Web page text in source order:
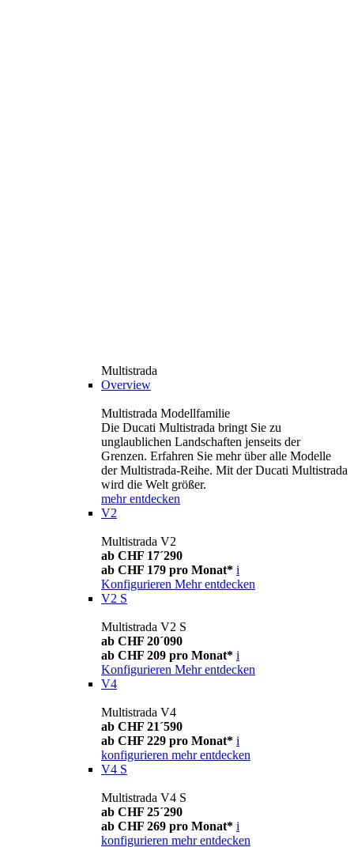
Multistrada
Overview
Multistrada Modellfamilie
Die Ducati Multistrada bringt Sie zu
unglaublichen Landschaften jenseits der
Grenzen. Erfahren Sie mehr über alle Modelle
der Multistrada-Reihe. Mit der Ducati Multistrada
wird die Welt größer.
mehr entdecken
V2
Multistrada V2
ab CHF 17´290
ab CHF 179 pro Monat* i
Konfigurieren Mehr entdecken
V2 S
Multistrada V2 S
ab CHF 20´090
ab CHF 209 pro Monat* i
Konfigurieren Mehr entdecken
V4
Multistrada V4
ab CHF 21´590
ab CHF 229 pro Monat* i
konfigurieren mehr entdecken
V4 S
Multistrada V4 S
ab CHF 25´290
ab CHF 269 pro Monat* i
konfigurieren mehr entdecken